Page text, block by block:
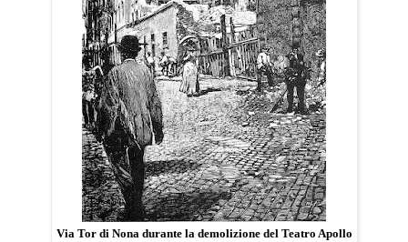
Via Tor di Nona durante la demolizione del Teatro Apollo